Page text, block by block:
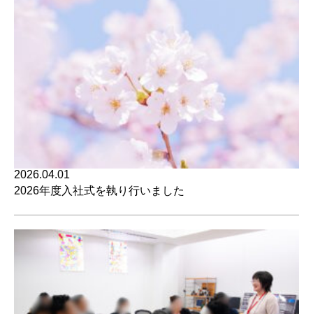
2026.04.01
2026年度入社式を執り行いました